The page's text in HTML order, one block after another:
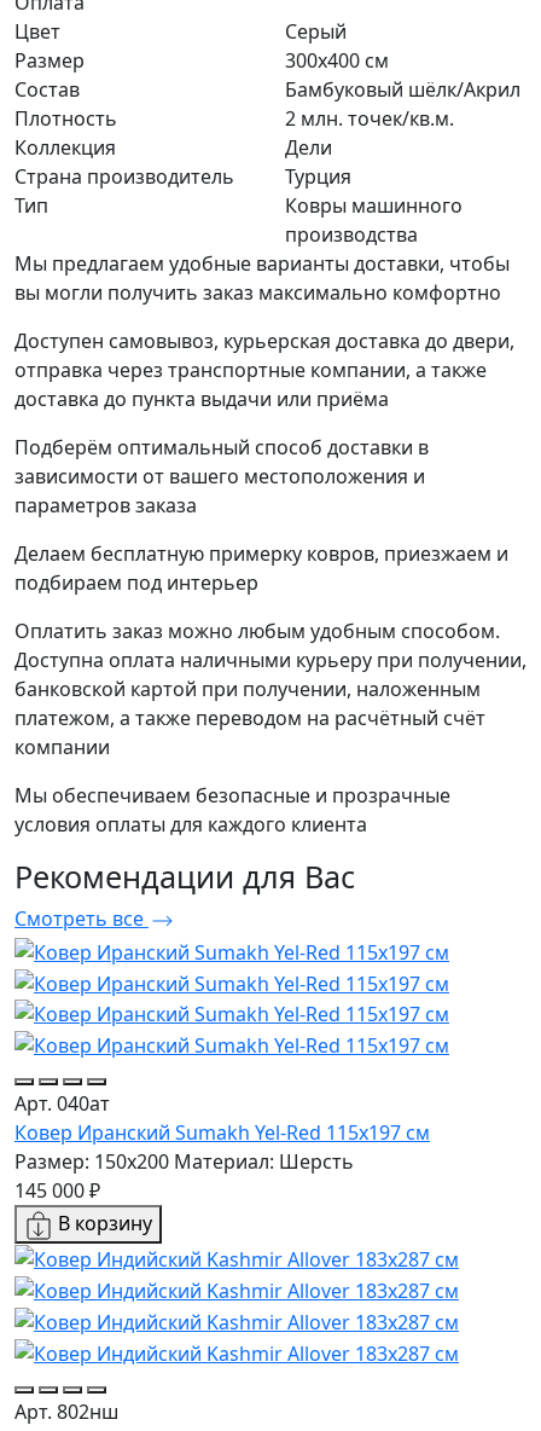
Цвет
Серый
Размер
300x400 см
Состав
Бамбуковый шёлк/Акрил
Плотность
2 млн. точек/кв.м.
Коллекция
Дели
Страна производитель
Турция
Тип
Ковры машинного
производства
Мы предлагаем удобные варианты доставки, чтобы
вы могли получить заказ максимально комфортно
Доступен самовывоз, курьерская доставка до двери,
отправка через транспортные компании, а также
доставка до пункта выдачи или приёма
Подберём оптимальный способ доставки в
зависимости от вашего местоположения и
параметров заказа
Делаем бесплатную примерку ковров, приезжаем и
подбираем под интерьер
Оплатить заказ можно любым удобным способом.
Доступна оплата наличными курьеру при получении,
банковской картой при получении, наложенным
платежом, а также переводом на расчётный счёт
компании
Мы обеспечиваем безопасные и прозрачные
условия оплаты для каждого клиента
Рекомендации для Вас
Смотреть все
Арт. 040ат
Ковер Иранский Sumakh Yel-Red 115x197 см
Размер: 150x200 Материал: Шерсть
145 000 ₽
В корзину
Арт. 802нш